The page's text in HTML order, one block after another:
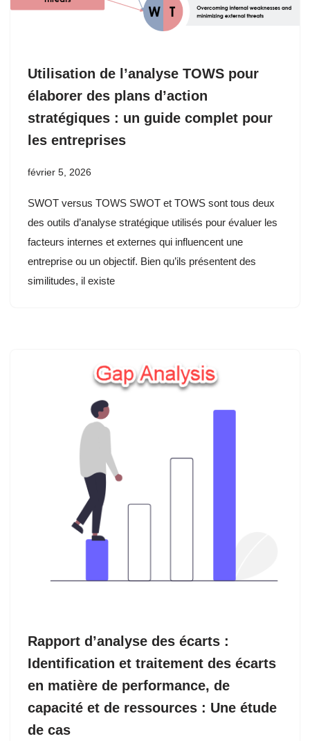
Utilisation de l’analyse TOWS pour
élaborer des plans d’action
stratégiques : un guide complet pour
les entreprises
février 5, 2026
SWOT versus TOWS SWOT et TOWS sont tous deux
des outils d’analyse stratégique utilisés pour évaluer les
facteurs internes et externes qui influencent une
entreprise ou un objectif. Bien qu’ils présentent des
similitudes, il existe
Rapport d’analyse des écarts :
Identification et traitement des écarts
en matière de performance, de
capacité et de ressources : Une étude
de cas